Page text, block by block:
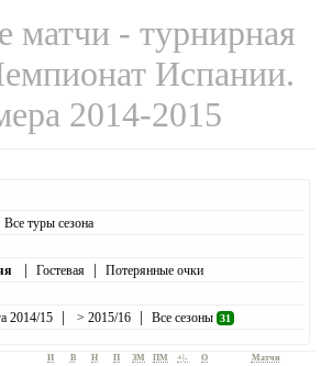
матчи - турнирная
Испании.
2014-2015
Все туры сезона
| Гостевая | Потерянные очки
2014/15 | > 2015/16 | Все сезоны 31
И В Н П ЗМ ПМ +|- О Матчи